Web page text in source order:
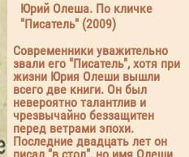
Юрий Олеша. По кличке
"Писатель" (2009)
Современники уважительно
звали его "Писатель", хотя при
жизни Юрия Олеши вышли
всего две книги. Он был
невероятно талантлив и
чрезвычайно беззащитен
перед ветрами эпохи.
Последние двадцать лет он